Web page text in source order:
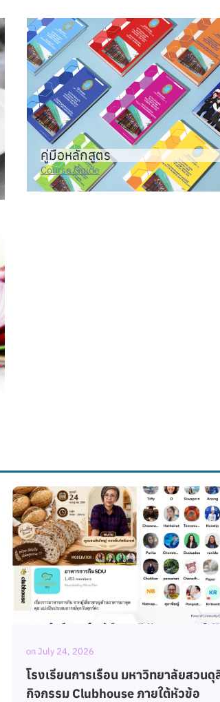
คู่มือหลักสูตร
Course Guide
onJuly 24, 2026
โรงเรียนการเรือน ร่วมกับ บริษัท เคซีจี
คอร์ปอเรชั่น จำกัด (มหาชน) จัดโครงก